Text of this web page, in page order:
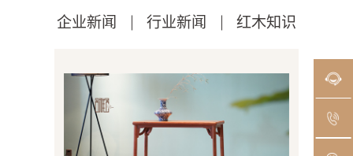
企业新闻 行业新闻 红木知识